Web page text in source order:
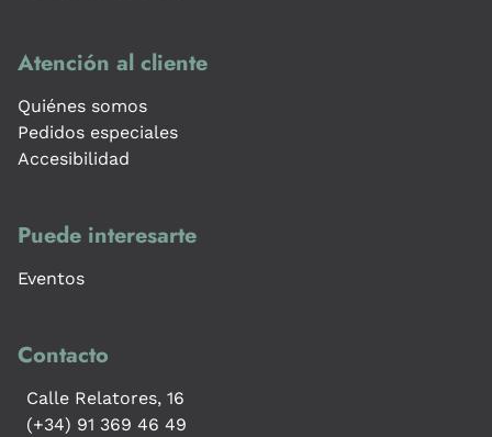
Atención al cliente
Quiénes somos
Pedidos especiales
Accesibilidad
Puede interesarte
Eventos
Contacto
Calle Relatores, 16
(+34) 91 369 46 49